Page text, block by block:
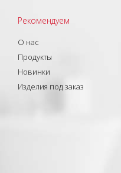
Рекомендуем
О нас
Продукты
Новинки
Изделия под заказ